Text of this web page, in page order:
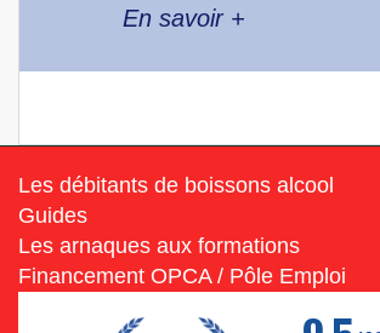
En savoir +
Les débitants de boissons alcool
Guides
Les arnaques aux formations
Financement OPCA / Pôle Emploi